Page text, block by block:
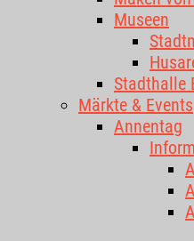
Museen
Stadthalle
Märkte & Events
Annentag